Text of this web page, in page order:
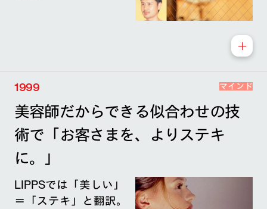
1999 マインド
美容師だからできる似合わせの技
術で「お客さまを、よりステキ
に。」
LIPPSでは「美しい」
＝「ステキ」と翻訳。